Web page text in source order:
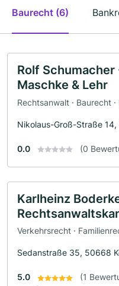
Baurecht (6)
Rolf
Maschke & Lehr
Rechtsanwalt · Baurecht
Nikolaus-Groß-Straße
0.0 (0
Karlheinz
Verkehrsrecht ·
Sedanstraße 35, 50668
5.0 (1